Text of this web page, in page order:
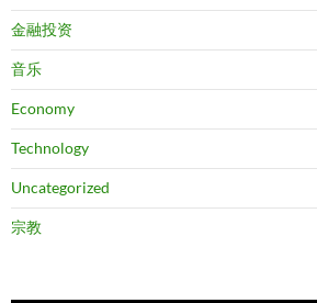
金融投资
音乐
Economy
Technology
Uncategorized
宗教